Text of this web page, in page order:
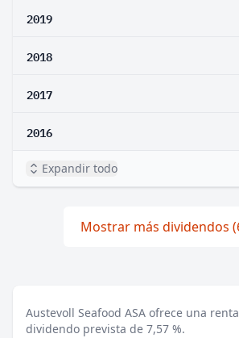
2019
2018
2017
2016
Expandir todo
Mostrar más dividendos
Austevoll Seafood ASA ofrece una
dividendo prevista de 7,57 %.